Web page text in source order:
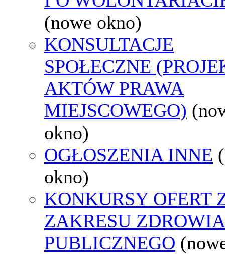
(nowe okno)
KONSULTACJE
SPOŁECZNE
AKTÓW PRAWA
MIEJSCOWEGO)
okno)
OGŁOSZENIA INNE
okno)
KONKURSY OFERT
ZAKRESU ZDROWIA
PUBLICZNEGO